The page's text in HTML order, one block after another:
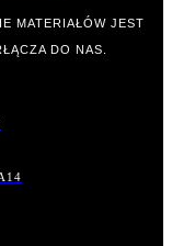
MATERIAŁÓW JEST
DO NAS.
14